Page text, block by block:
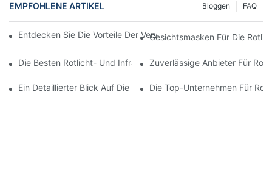
EMPFOHLENE ARTIKEL FAQ
Bloggen
Entdecken Sie Die Vorteile Der Verwendung Einer
Gesichtsmasken Für Die
Die Besten Rotlicht- Und Infrarottherapiegeräte Für Eine
Zuverlässige Anbieter Für
Ein Detaillierter Blick Auf Die Vorteile Der LED-Die Top-Unternehmen Für